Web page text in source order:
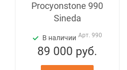
Procyonstone 990
Sineda
В наличии Арт. 990
89 000 руб.